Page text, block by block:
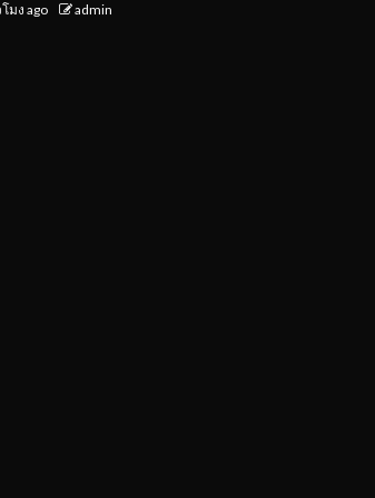
มง ago admin